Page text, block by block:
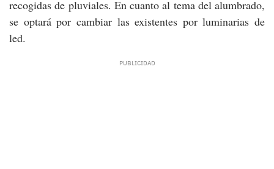
recogidas de pluviales. En cuanto al tema del alumbrado,
se optará por cambiar las existentes por luminarias de
led.